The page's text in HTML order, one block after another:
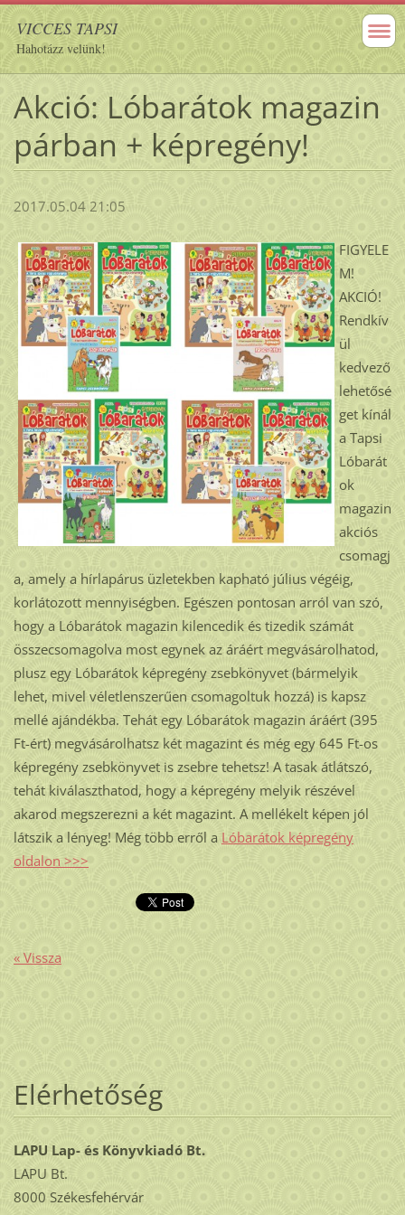
VICCES TAPSI
Hahotázz velünk!
Akció: Lóbarátok magazin
párban + képregény!
2017.05.04 21:05
FIGYELE
M!
AKCIÓ!
Rendkív
ül
kedvező
lehetősé
get kínál
a Tapsi
Lóbarát
ok
magazin
akciós
csomagj
a, amely a hírlapárus üzletekben kapható július végéig,
korlátozott mennyiségben. Egészen pontosan arról van szó,
hogy a Lóbarátok magazin kilencedik és tizedik számát
összecsomagolva most egynek az áráért megvásárolhatod,
plusz egy Lóbarátok képregény zsebkönyvet (bármelyik
lehet, mivel véletlenszerűen csomagoltuk hozzá) is kapsz
mellé ajándékba. Tehát egy Lóbarátok magazin áráért (395
Ft-ért) megvásárolhatsz két magazint és még egy 645 Ft-os
képregény zsebkönyvet is zsebre tehetsz! A tasak átlátszó,
tehát kiválaszthatod, hogy a képregény melyik részével
akarod megszerezni a két magazint. A mellékelt képen jól
látszik a lényeg! Még több erről a Lóbarátok képregény
oldalon >>>
« Vissza
Elérhetőség
LAPU Lap- és Könyvkiadó Bt.
LAPU Bt.
8000 Székesfehérvár